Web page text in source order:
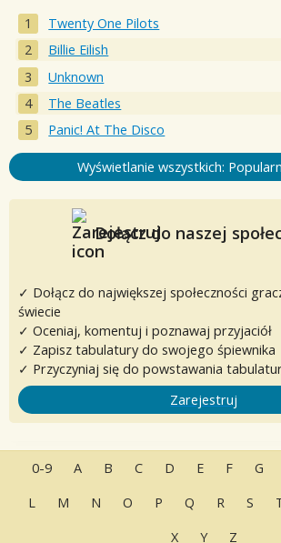
Twenty One Pilots
Billie Eilish
Unknown
The Beatles
Panic! At The Disco
Wyświetlanie wszystkich:
Dołącz do naszej
✓ Dołącz do największej społeczności
świecie
✓ Oceniaj, komentuj i poznawaj przyjaciół
✓ Zapisz tabulatury do swojego śpiewnika
✓ Przyczyniaj się do powstawania
Zarejestruj
0-9 A B C D E F G
L
M N O P Q R S
X
Y Z